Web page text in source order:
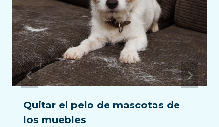
Quitar el pelo de mascotas de
los muebles